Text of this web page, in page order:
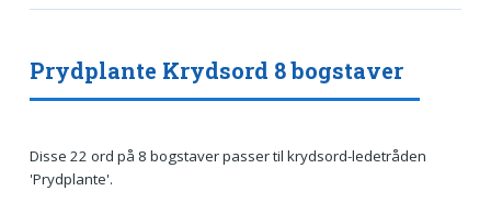
Prydplante Krydsord 8 bogstaver
Disse 22 ord på 8 bogstaver passer til krydsord-ledetråden
'Prydplante'.